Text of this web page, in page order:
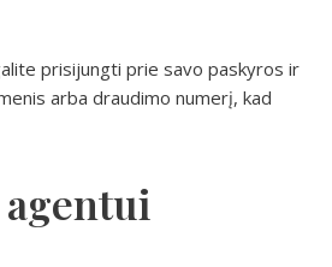
prisijungti prie savo paskyros ir
arba draudimo numerį, kad